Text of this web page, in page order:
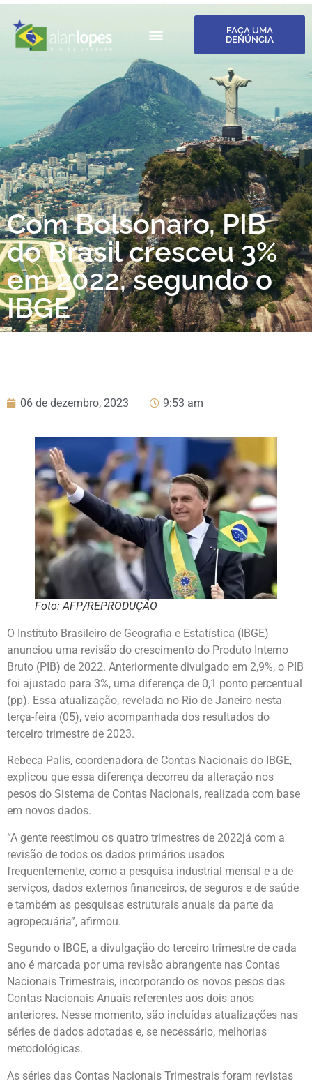
FAÇA UMA
DENÚNCIA
Com Bolsonaro, PIB
do Brasil cresceu 3%
em 2022, segundo o
IBGE
06 de dezembro, 2023 9:53 am
Foto: AFP/REPRODUÇÃO
O Instituto Brasileiro de Geografia e Estatística (IBGE)
anunciou uma revisão do crescimento do Produto Interno
Bruto (PIB) de 2022. Anteriormente divulgado em 2,9%, o PIB
foi ajustado para 3%, uma diferença de 0,1 ponto percentual
(pp). Essa atualização, revelada no Rio de Janeiro nesta
terça-feira (05), veio acompanhada dos resultados do
terceiro trimestre de 2023.
Rebeca Palis, coordenadora de Contas Nacionais do IBGE,
explicou que essa diferença decorreu da alteração nos
pesos do Sistema de Contas Nacionais, realizada com base
em novos dados.
“A gente reestimou os quatro trimestres de 2022já com a
revisão de todos os dados primários usados
frequentemente, como a pesquisa industrial mensal e a de
serviços, dados externos financeiros, de seguros e de saúde
e também as pesquisas estruturais anuais da parte da
agropecuária”, afirmou.
Segundo o IBGE, a divulgação do terceiro trimestre de cada
ano é marcada por uma revisão abrangente nas Contas
Nacionais Trimestrais, incorporando os novos pesos das
Contas Nacionais Anuais referentes aos dois anos
anteriores. Nesse momento, são incluídas atualizações nas
séries de dados adotadas e, se necessário, melhorias
metodológicas.
As séries das Contas Nacionais Trimestrais foram revistas